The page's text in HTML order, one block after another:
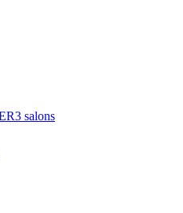
3 salons